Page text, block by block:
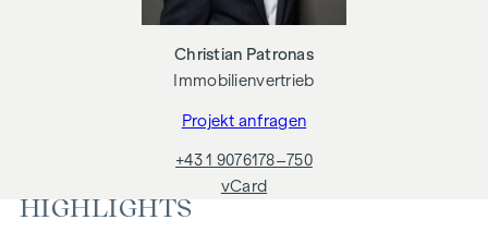
nachhaltiges Gebäude der Energieklasse A,
verkehrsberuhigten Einbahnstraße "Fahrbachgasse", die
fließend in die Begegnungszone der dort angesiedelten
Bildungseinrichtungen über geht, verleiht dem Objekt den
gewissen Charme mit all seinen Vorzügen.
Christian Patronas
Immobilienvertrieb
Projekt anfragen
+43 1 9076178–750
vCard
HIGHLIGHTS